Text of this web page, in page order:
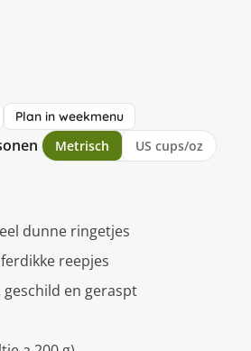
Plan in weekmenu
Metrisch US cups/oz
dunne ringetjes
reepjes
en geraspt